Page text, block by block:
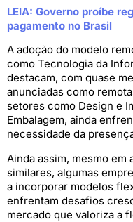
LEIA: Governo proíbe
pagamento no Brasil
A adoção do modelo
como Tecnologia da
destacam, com quase
anunciadas como
setores como Design e
Embalagem, ainda
necessidade da
Ainda assim, mesmo em
similares, algumas
a incorporar modelos
enfrentam desafios
mercado que valoriza a